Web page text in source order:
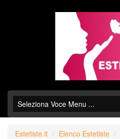
Estetiste.it Elenco Estetiste